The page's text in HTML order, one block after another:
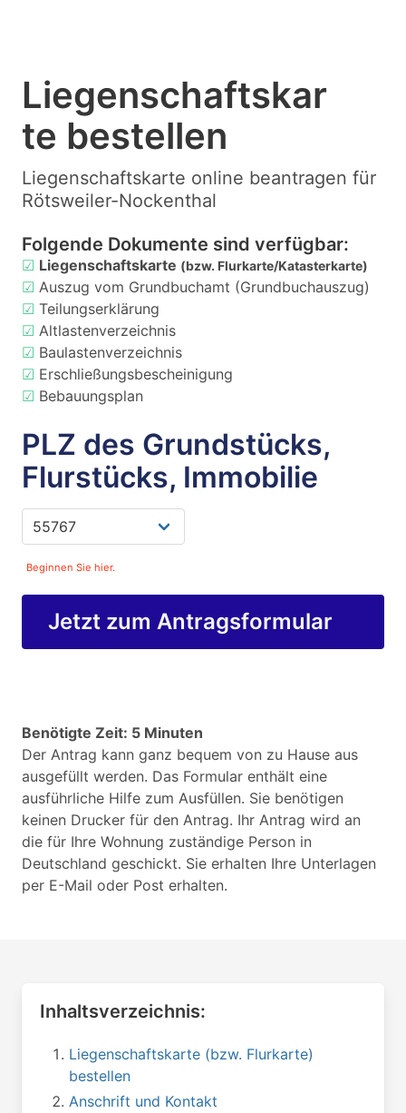
Liegenschaftskar
te bestellen
Liegenschaftskarte online beantragen für
Rötsweiler-Nockenthal
Folgende Dokumente sind verfügbar:
☑ Liegenschaftskarte (bzw. Flurkarte/Katasterkarte)
☑ Auszug vom Grundbuchamt (Grundbuchauszug)
☑ Teilungserklärung
☑ Altlastenverzeichnis
☑ Baulastenverzeichnis
☑ Erschließungsbescheinigung
☑ Bebauungsplan
PLZ des Grundstücks,
Flurstücks, Immobilie
Beginnen Sie hier.
Jetzt zum Antragsformular
Benötigte Zeit: 5 Minuten
Der Antrag kann ganz bequem von zu Hause aus
ausgefüllt werden. Das Formular enthält eine
ausführliche Hilfe zum Ausfüllen. Sie benötigen
keinen Drucker für den Antrag. Ihr Antrag wird an
die für Ihre Wohnung zuständige Person in
Deutschland geschickt. Sie erhalten Ihre Unterlagen
per E-Mail oder Post erhalten.
Inhaltsverzeichnis:
Liegenschaftskarte (bzw. Flurkarte)
bestellen
Anschrift und Kontakt